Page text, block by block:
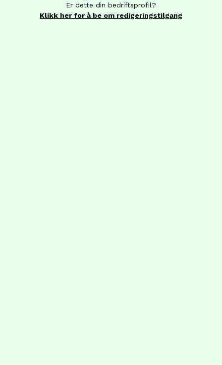
Er dette din bedriftsprofil?
Klikk her for å be om redigeringstilgang